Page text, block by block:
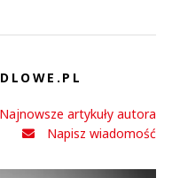
Najnowsze artykuły autora
Napisz wiadomość